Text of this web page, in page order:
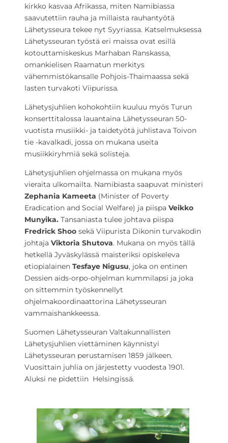
kirkko kasvaa Afrikassa, miten Namibiassa
saavutettiin rauha ja millaista rauhantyötä
Lähetysseura tekee nyt Syyriassa. Katselmuksessa
Lähetysseuran työstä eri maissa ovat esillä
kotouttamiskeskus Marhaban Ranskassa,
omankielisen Raamatun merkitys
vähemmistökansalle Pohjois-Thaimaassa sekä
lasten turvakoti Viipurissa.
Lähetysjuhlien kohokohtiin kuuluu myös Turun
konserttitalossa lauantaina Lähetysseuran 50-
vuotista musiikki- ja taidetyötä juhlistava Toivon
tie -kavalkadi, jossa on mukana useita
musiikkiryhmiä sekä solisteja.
Lähetysjuhlien ohjelmassa on mukana myös
vieraita ulkomailta. Namibiasta saapuvat ministeri
Zephania Kameeta (Minister of Poverty
Eradication and Social Welfare) ja piispa Veikko
Munyika. Tansaniasta tulee johtava piispa
Fredrick Shoo sekä Viipurista Dikonin turvakodin
johtaja Viktoria Shutova. Mukana on myös tällä
hetkellä Jyväskylässä maisteriksi opiskeleva
etiopialainen Tesfaye Nigusu, joka on entinen
Dessien aids-orpo-ohjelman kummilapsi ja joka
on sittemmin työskennellyt
ohjelmakoordinaattorina Lähetysseuran
vammaishankkeessa.
Suomen Lähetysseuran Valtakunnallisten
Lähetysjuhlien viettäminen käynnistyi
Lähetysseuran perustamisen 1859 jälkeen.
Vuosittain juhlia on järjestetty vuodesta 1901.
Aluksi ne pidettiin Helsingissä.